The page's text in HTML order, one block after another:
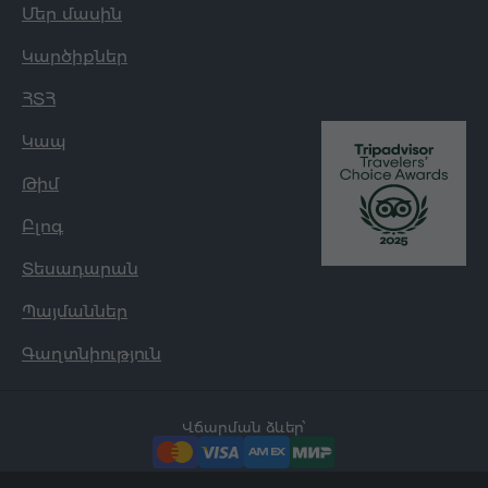
Մեր մասին
Կարծիքներ
ՀՏՀ
Կապ
Թիմ
Բլոգ
Տեսադարան
Պայմաններ
Գաղտնիություն
Վճարման ձևեր՝